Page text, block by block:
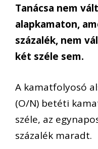
Tanácsa nem
alapkamaton,
százalék, nem
két széle sem.
A kamatfolyosó
(O/N) betéti
széle, az
százalék maradt.